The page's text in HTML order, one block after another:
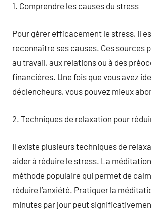
1. Comprendre les causes du stress
Pour gérer efficacement le stress, il
reconnaître ses causes. Ces sources
au travail, aux relations ou à des
financières. Une fois que vous avez
déclencheurs, vous pouvez mieux
2. Techniques de relaxation pour
Il existe plusieurs techniques de
aider à réduire le stress. La
méthode populaire qui permet de
réduire l’anxiété. Pratiquer la
minutes par jour peut